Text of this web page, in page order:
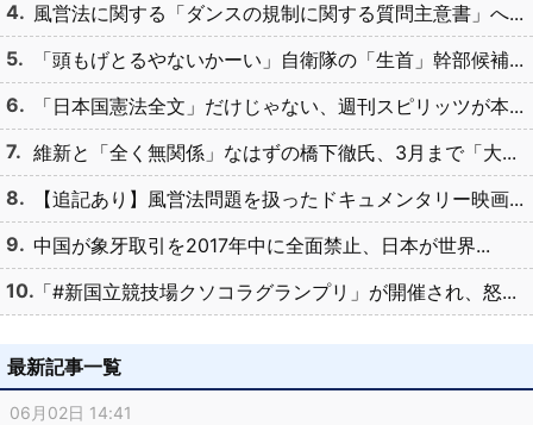
風営法に関する「ダンスの規制に関する質問主意書」へ...
「頭もげとるやないかーい」自衛隊の「生首」幹部候補...
「日本国憲法全文」だけじゃない、週刊スピリッツが本...
維新と「全く無関係」なはずの橋下徹氏、3月まで「大...
【追記あり】風営法問題を扱ったドキュメンタリー映画...
中国が象牙取引を2017年中に全面禁止、日本が世界...
「#新国立競技場クソコラグランプリ」が開催され、怒...
最新記事一覧
06月02日 14:41